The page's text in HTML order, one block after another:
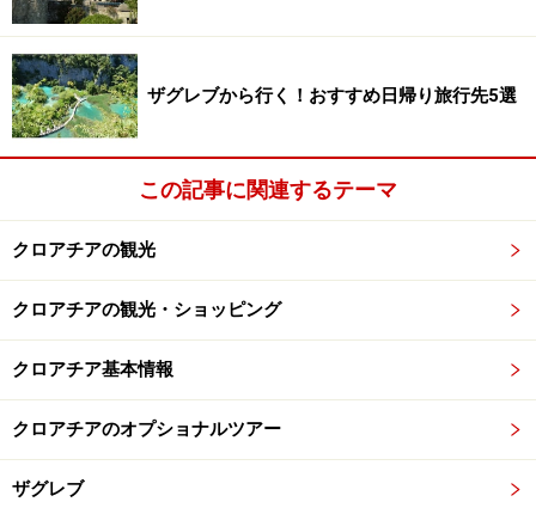
時間に余裕があればザグレブ観光も楽しんで
■1日目
午前：日本出発
午後：ザグレブ着
(ザグレブ泊)
■2日目
プリトヴィッツェへバスで日帰り観光
■3日目
午前：朝、時間に余裕があればザグレブ市内観光
午後：ザグレブ発、帰国の途へ
ザグレブから行く！おすすめ日帰り旅行先5選
この記事に関連するテーマ
クロアチアの観光
クロアチアの観光・ショッピング
クロアチア基本情報
クロアチアのオプショナルツアー
ザグレブ